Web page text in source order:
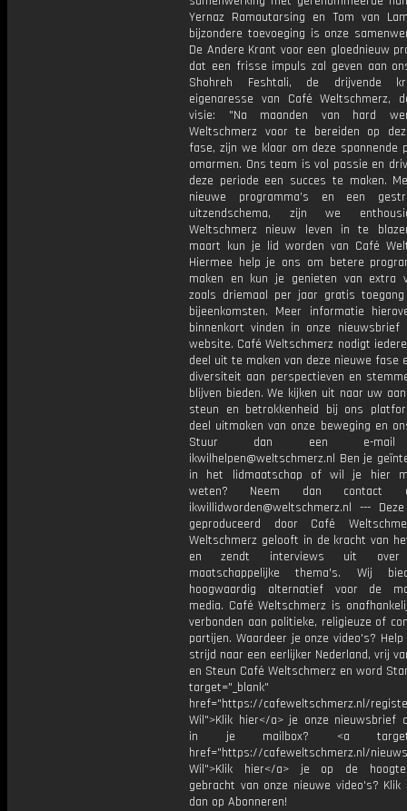
Yernaz Ramautarsing en Tom van
bijzondere toevoeging is onze
De Andere Krant voor een gloednieuw
dat een frisse impuls zal geven aan
Shohreh Feshtali, de drijvende
eigenaresse van Café Weltschmerz,
visie: "Na maanden van hard
Weltschmerz voor te bereiden op
fase, zijn we klaar om deze spannende
omarmen. Ons team is vol passie en
deze periode een succes te maken.
nieuwe programma’s en een
uitzendschema, zijn we
Weltschmerz nieuw leven in te
maart kun je lid worden van Café
Hiermee help je ons om betere
maken en kun je genieten van extra
zoals driemaal per jaar gratis
bijeenkomsten. Meer informatie
binnenkort vinden in onze
website. Café Weltschmerz nodigt
deel uit te maken van deze nieuwe fase
diversiteit aan perspectieven en
blijven bieden. We kijken uit naar uw
steun en betrokkenheid bij ons
deel uitmaken van onze beweging en
Stuur dan een e-mail
ikwilhelpen@weltschmerz.nl Ben je
in het lidmaatschap of wil je hier
weten? Neem dan contact
ikwillidworden@weltschmerz.nl ---
geproduceerd door Café
Weltschmerz gelooft in de kracht van
en zendt interviews uit over
maatschappelijke thema's. Wij
hoogwaardig alternatief voor de
media. Café Weltschmerz is
verbonden aan politieke, religieuze of
partijen. Waardeer je onze video's?
strijd naar een eerlijker Nederland, vrij
en Steun Café Weltschmerz en word
target="_blank"
href="https://cafeweltschmerz.nl/
Wil">Klik hier</a> je onze nieuwsbrief
in je mailbox? <a
href="https://cafeweltschmerz.nl/
Wil">Klik hier</a> je op de
gebracht van onze nieuwe video's? Klik
dan op Abonneren!